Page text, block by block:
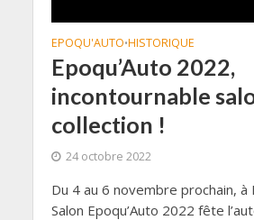
EPOQU'AUTO•HISTORIQUE
Epoqu’Auto 2022,
incontournable
collection !
24 octobre 2022
Du 4 au 6 novembre prochain, à
Salon Epoqu’Auto 2022 fête